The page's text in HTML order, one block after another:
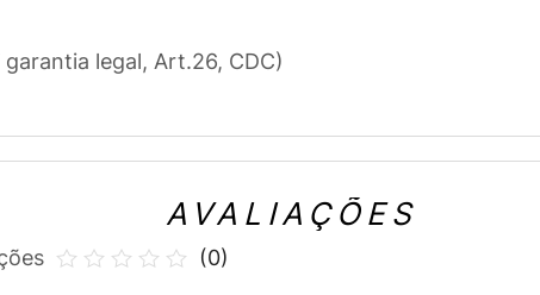
legal, Art.26, CDC)
AVALIAÇÕES
(0)